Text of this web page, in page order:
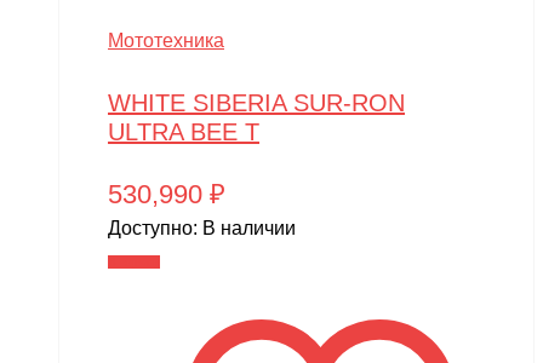
Мототехника
WHITE SIBERIA SUR-RON
ULTRA BEE Т
530,990 ₽
Доступно: В наличии